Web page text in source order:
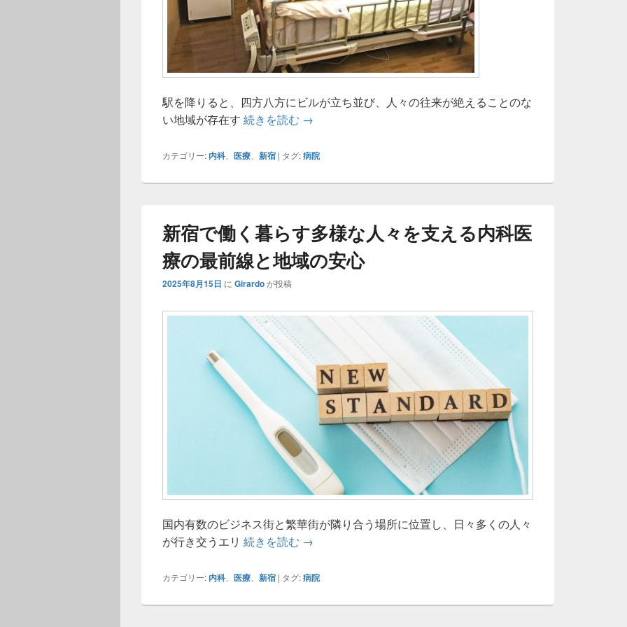
駅を降りると、四方八方にビルが立ち並び、人々の往来が絶えることのな
い地域が存在す 続きを読む 新宿で暮らし働く人々を支える多様で先進的な内科医療ネット
→
カテゴリー: 内科、 医療 新宿 | タグ:病院
新宿で働く暮らす多様な人々を支える内科医
療の最前線と地域の安心
2025年8月15日 に Girardoが投稿
国内有数のビジネス街と繁華街が隣り合う場所に位置し、日々多くの人々
が行き交うエリ 続きを読む 新宿で働く暮らす多様な人々を支える内科医療の最前線と地域
→
カテゴリー: 内科、 医療 新宿 | タグ:病院